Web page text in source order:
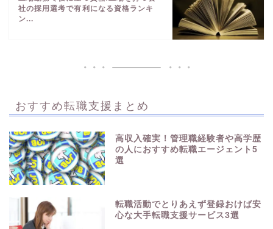
社の採用選考で有利になる資格ランキ
ン...
おすすめ転職支援まとめ
高収入確実！管理職経験者や高学歴
の人におすすめ転職エージェント5
選
転職活動でとりあえず登録おけば安
心な大手転職支援サービス3選